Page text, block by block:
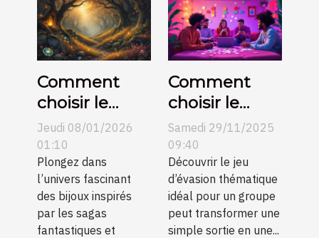
Comment
choisir le
parfait bijou
inspiré de
célèbres
sagas
fantastiques
?
Jeudi 08/01/2026
01:10
Plongez dans
l’univers fascinant
des bijoux inspirés
par les sagas
fantastiques et
Comment
choisir le
meilleur jeu
d'évasion
thématique
pour votre
groupe ?
Samedi 29/11/2025
09:40
Découvrir le jeu
d’évasion thématique
idéal pour un groupe
peut transformer une
simple sortie en une...